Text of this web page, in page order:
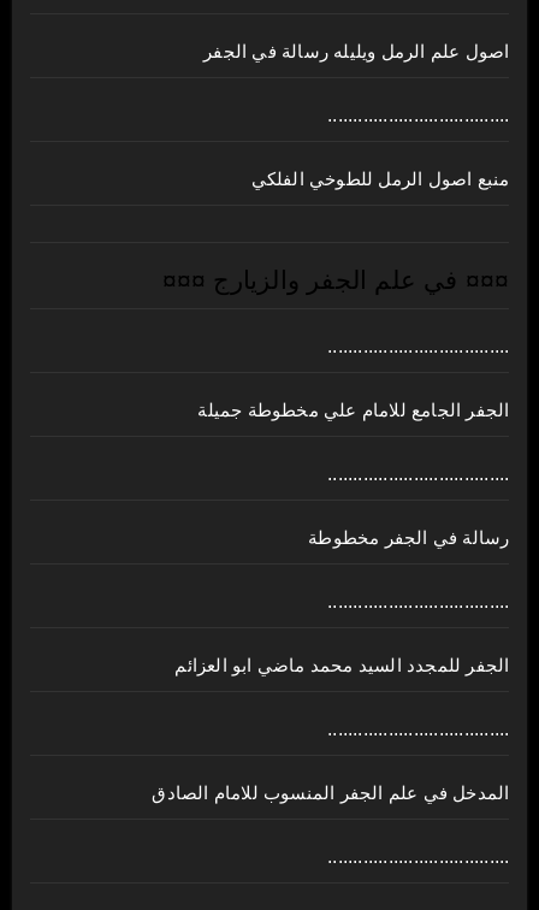
اصول علم الرمل ويليله رسالة في الجفر
....................................
منبع اصول الرمل للطوخي الفلكي
¤¤¤ في علم الجفر والزيارج ¤¤¤
....................................
الجفر الجامع للامام علي مخطوطة جميلة
....................................
رسالة في الجفر مخطوطة
....................................
الجفر للمجدد السيد محمد ماضي ابو العزائم
....................................
المدخل في علم الجفر المنسوب للامام الصادق
....................................